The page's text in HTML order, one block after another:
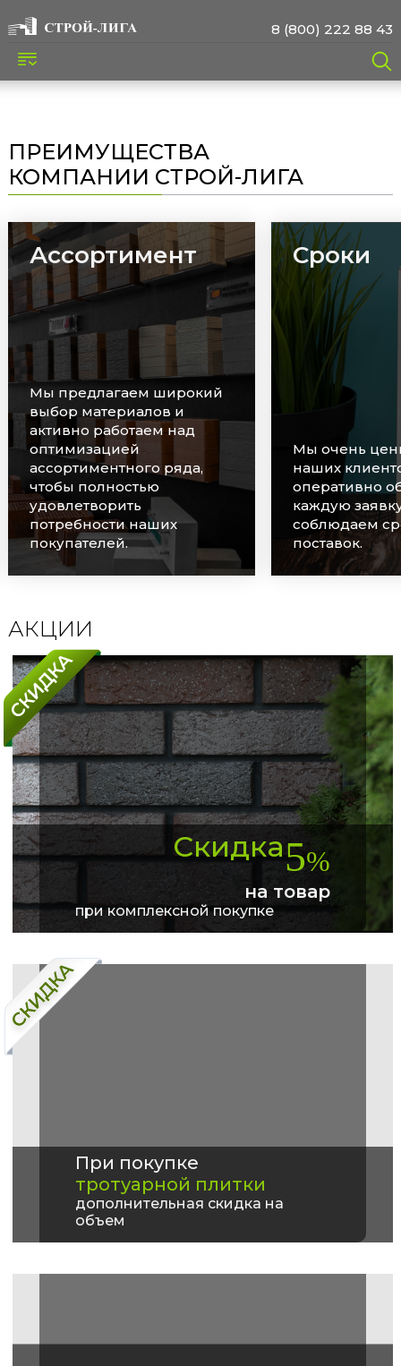
8 (800) 222 88 43
ПРЕИМУЩЕСТВА
КОМПАНИИ СТРОЙ-ЛИГА
Ассортимент
Мы предлагаем широкий
выбор материалов и
активно работаем над
оптимизацией
ассортиментного ряда,
чтобы полностью
удовлетворить
потребности наших
покупателей.
Сроки
Мы очень
наших
оперативно
каждую
соблюдаем
поставок.
АКЦИИ
Скидка5%
на товар
при комплексной покупке
При покупке
тротуарной плитки
дополнительная скидка на
объем